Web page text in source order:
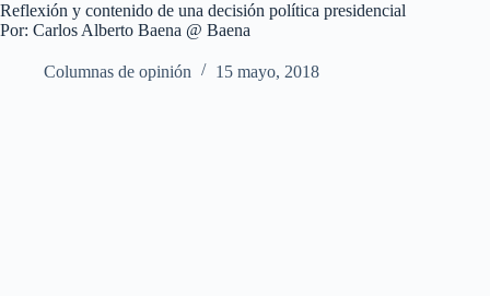
Reflexión y contenido de una decisión política presidencial
Por: Carlos Alberto Baena @ Baena
Columnas de opinión 15 mayo, 2018